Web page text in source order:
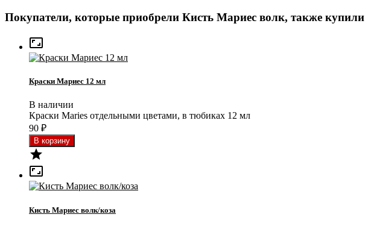
Покупатели, которые приобрели Кисть Мариес волк, также купили

Краски Мариес 12 мл
В наличии
Краски Maries отдельными цветами, в тюбиках 12 мл
90 ₽


Кисть Мариес волк/коза